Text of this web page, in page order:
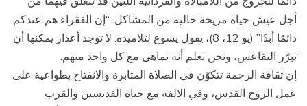
أجل عيش حياة مريحة خالية من المشاكل. “إن الفقراءَ هم عندكم
دائمًا أبدًا” (يو 12، 8)، يقول يسوع لتلاميذه. لا توجد أعذار يمكنها أن
تبرّر التقاعس، ونحن نعلم أنه تماهى مع كل واحد منهم.
إن ثقافة الرحمة تتكوّن في الصلاة المثابرة والانفتاح بطواعية على
عمل الروح القدس، وفي الالفة مع حياة القديسين والقرب